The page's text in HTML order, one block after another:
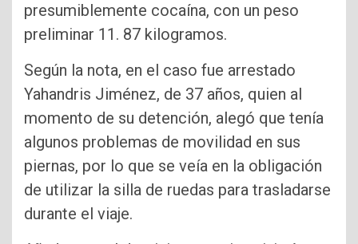
presumiblemente cocaína, con un peso
preliminar 11. 87 kilogramos.
Según la nota, en el caso fue arrestado
Yahandris Jiménez, de 37 años, quien al
momento de su detención, alegó que tenía
algunos problemas de movilidad en sus
piernas, por lo que se veía en la obligación
de utilizar la silla de ruedas para trasladarse
durante el viaje.